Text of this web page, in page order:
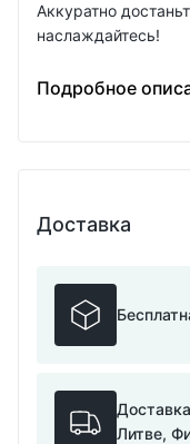
Аккуратно
наслаждайтесь!
Подробное
Доставка
Литве,